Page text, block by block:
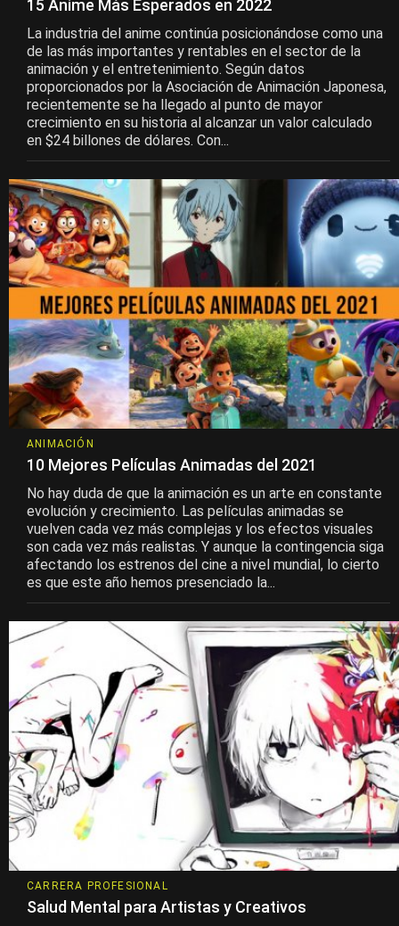
15 Anime Más Esperados en 2022
La industria del anime continúa posicionándose como una
de las más importantes y rentables en el sector de la
animación y el entretenimiento. Según datos
proporcionados por la Asociación de Animación Japonesa,
recientemente se ha llegado al punto de mayor
crecimiento en su historia al alcanzar un valor calculado
en $24 billones de dólares. Con...
ANIMACIÓN
10 Mejores Películas Animadas del 2021
No hay duda de que la animación es un arte en constante
evolución y crecimiento. Las películas animadas se
vuelven cada vez más complejas y los efectos visuales
son cada vez más realistas. Y aunque la contingencia siga
afectando los estrenos del cine a nivel mundial, lo cierto
es que este año hemos presenciado la...
CARRERA PROFESIONAL
Salud Mental para Artistas y Creativos